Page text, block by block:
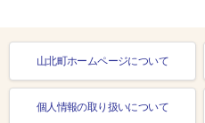
山北町ホームページについて
個人情報の取り扱いについて